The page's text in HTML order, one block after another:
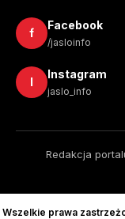
f
Facebook
/jasloinfo
I
Instagram
jaslo_info
Redakcja
Wszelkie prawa